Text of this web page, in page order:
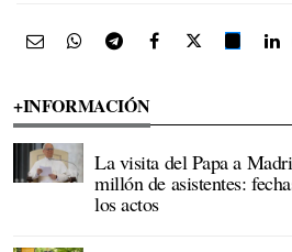
+INFORMACIÓN
La visita del Papa a
millón de asistentes:
los actos